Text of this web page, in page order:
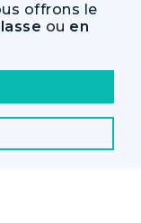
offrons le
ou en